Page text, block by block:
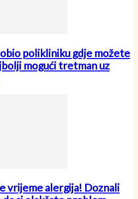
polikliniku gdje možete
mogući tretman uz
vrijeme alergija! Doznali